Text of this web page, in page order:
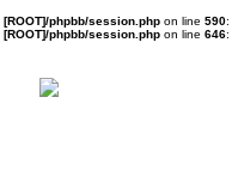
[ROOT]/phpbb/session.php on line 590:
[ROOT]/phpbb/session.php on line 646: